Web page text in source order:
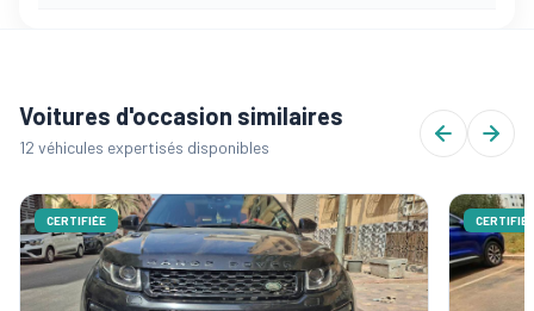
Voitures d'occasion similaires
12 véhicules expertisés disponibles
CERTIFIÉE CERTIFIÉE